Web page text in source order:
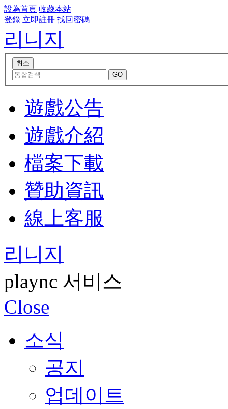
設為首頁 收藏本站
登錄 立即註冊 找回密碼
리니지
遊戲公告
遊戲介紹
檔案下載
贊助資訊
線上客服
리니지
plaync 서비스
Close
소식
공지
업데이트